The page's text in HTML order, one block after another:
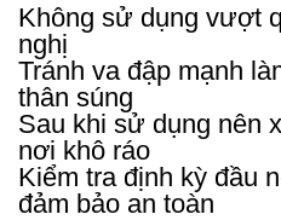
Không sử dụng vượt
nghị
Tránh va đập mạnh
thân súng
Sau khi sử dụng nên
nơi khô ráo
Kiểm tra định kỳ đầu
đảm bảo an toàn